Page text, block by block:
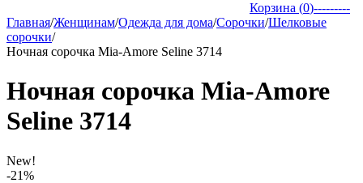
Корзина (0)---------
Главная/Женщинам/Одежда для дома/Сорочки/Шелковые
сорочки/
Ночная сорочка Mia-Amore Seline 3714
Ночная сорочка Mia-Amore
Seline 3714
New!
-21%